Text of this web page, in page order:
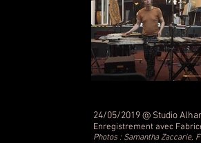
24/05/2019 @ Studio
Enregistrement avec
Photos : Samantha Zaccarie,